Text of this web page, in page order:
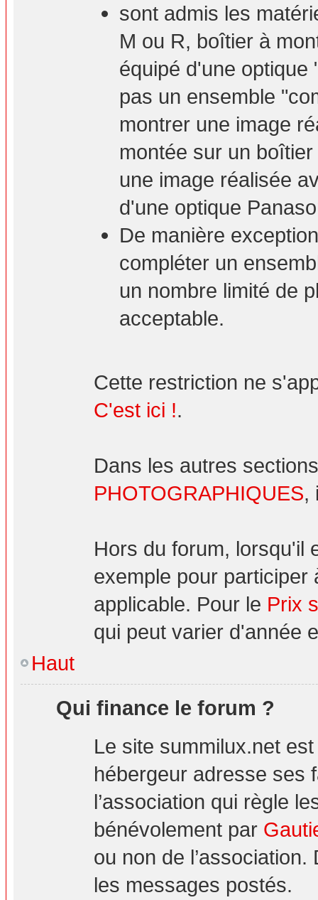
sont admis les
M ou R, boîtier à
équipé d'une optique
pas un ensemble
montrer une image
montée sur un
une image réalisée
d'une optique
De manière
compléter un
un nombre limité de
acceptable.
Cette restriction ne
C'est ici !.
Dans les autres
PHOTOGRAPHIQUES,
Hors du forum, lorsqu'il
exemple pour participer
applicable. Pour le Prix
qui peut varier d'année
Haut
Qui finance le forum ?
Le site summilux.net
hébergeur adresse ses
l’association qui règle
bénévolement par
ou non de
les messages postés.